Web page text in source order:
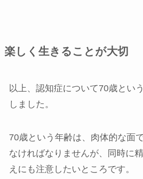
楽しく生きることが大切
以上、認知症について70歳とい
しました。
70歳という年齢は、肉体的な面
なければなりませんが、同時に
えにも注意したいところです。